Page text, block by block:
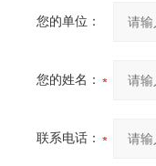
您的单位：
您的姓名：
联系电话：